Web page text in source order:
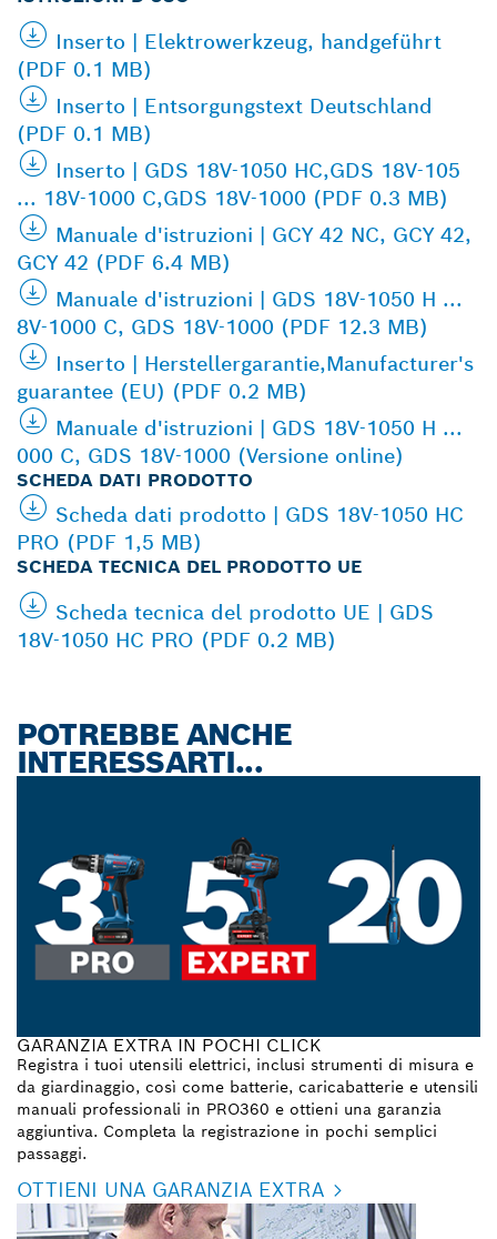
Inserto | Elektrowerkzeug, handgeführt
(PDF 0.1 MB)
Inserto | Entsorgungstext Deutschland
(PDF 0.1 MB)
Inserto | GDS 18V-1050 HC,GDS 18V-105
... 18V-1000 C,GDS 18V-1000 (PDF 0.3 MB)
Manuale d'istruzioni | GCY 42 NC, GCY 42,
GCY 42 (PDF 6.4 MB)
Manuale d'istruzioni | GDS 18V-1050 H ...
8V-1000 C, GDS 18V-1000 (PDF 12.3 MB)
Inserto | Herstellergarantie,Manufacturer's
guarantee (EU) (PDF 0.2 MB)
Manuale d'istruzioni | GDS 18V-1050 H ...
000 C, GDS 18V-1000 (Versione online)
SCHEDA DATI PRODOTTO
Scheda dati prodotto | GDS 18V-1050 HC
PRO (PDF 1,5 MB)
SCHEDA TECNICA DEL PRODOTTO UE
Scheda tecnica del prodotto UE | GDS
18V-1050 HC PRO (PDF 0.2 MB)
POTREBBE ANCHE
INTERESSARTI...
GARANZIA EXTRA IN POCHI CLICK
Registra i tuoi utensili elettrici, inclusi strumenti di misura e
da giardinaggio, così come batterie, caricabatterie e utensili
manuali professionali in PRO360 e ottieni una garanzia
aggiuntiva. Completa la registrazione in pochi semplici
passaggi.
OTTIENI UNA GARANZIA EXTRA